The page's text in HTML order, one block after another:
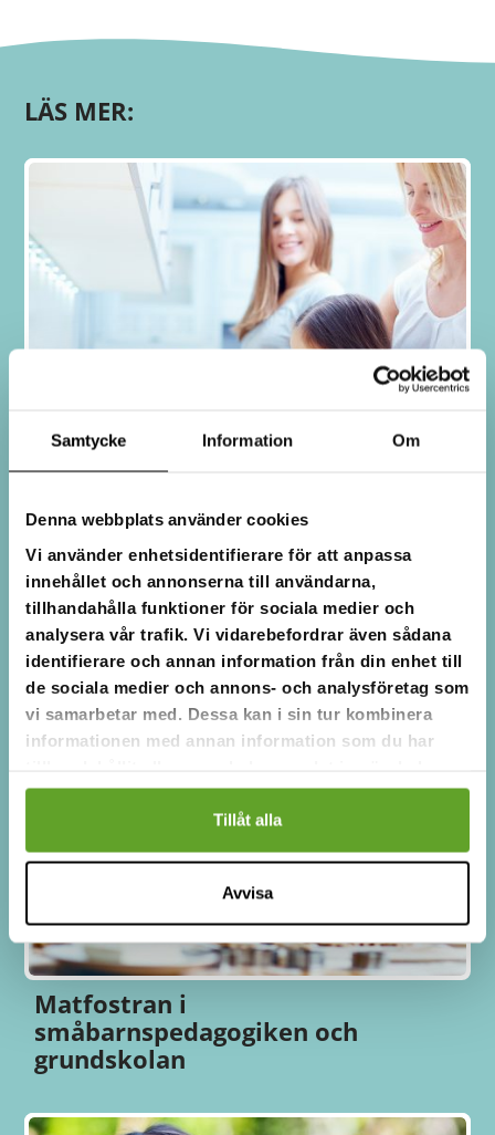
Samtycke Information Om
Denna webbplats använder cookies
Vi använder enhetsidentifierare för att anpassa
innehållet och annonserna till användarna,
tillhandahålla funktioner för sociala medier och
analysera vår trafik. Vi vidarebefordrar även sådana
identifierare och annan information från din enhet till
de sociala medier och annons- och analysföretag som
vi samarbetar med. Dessa kan i sin tur kombinera
informationen med annan information som du har
använt deras tjänster.
Tillåt alla
Avvisa
LÄS MER:
matfostran
Matfostran i
småbarnspedagogiken och
grundskolan